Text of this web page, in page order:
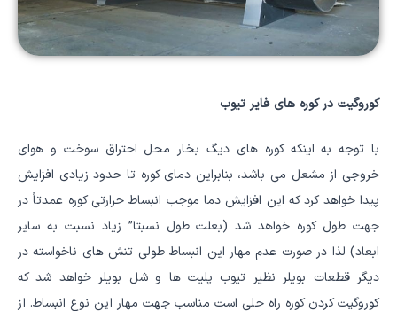
کوروگیت در کوره های فایر تیوب
با توجه به اینکه کوره های دیگ بخار محل احتراق سوخت و هوای
خروجی از مشعل می باشد، بنابراین دمای کوره تا حدود زیادی افزایش
پیدا خواهد کرد که این افزایش دما موجب انبساط حرارتی کوره عمدتاً در
جهت طول کوره خواهد شد (بعلت طول نسبتا” زیاد نسبت به سایر
ابعاد) لذا در صورت عدم مهار این انبساط طولی تنش های ناخواسته در
دیگر قطعات بویلر نظیر تیوب پلیت ها و شل بویلر خواهد شد که
کوروگیت کردن کوره راه حلی است مناسب جهت مهار این نوع انبساط. از